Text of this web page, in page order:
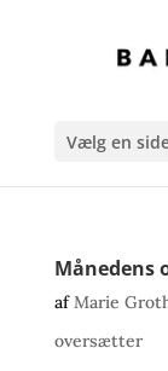
Vælg en
Månedens
afMarie
oversætter